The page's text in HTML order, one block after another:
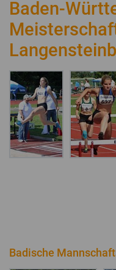
Baden-
Badische